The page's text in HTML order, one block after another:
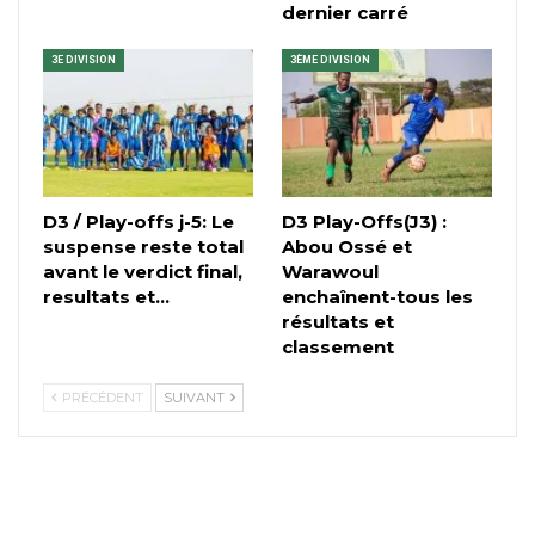
dernier carré
3E DIVISION
D3 / Play-offs j-5: Le
suspense reste total
avant le verdict final,
resultats et…
3ÈME DIVISION
D3 Play-Offs(J3) :
Abou Ossé et
Warawoul
enchaînent-tous les
résultats et
classement
PRÉCÉDENT SUIVANT